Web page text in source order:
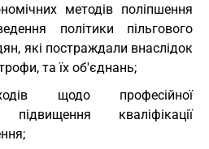
методів поліпшення
політики пільгового
які постраждали внаслідок
та їх об'єднань;
щодо професійної
кваліфікації